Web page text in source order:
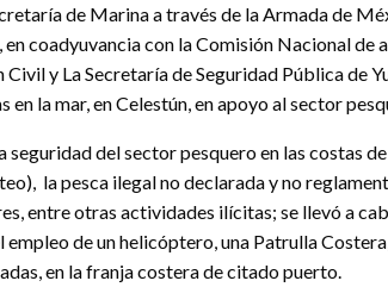
de Marina a través de la Armada de
coadyuvancia con la Comisión Nacional de
y La Secretaría de Seguridad Pública de
la mar, en Celestún, en apoyo al sector
seguridad del sector pesquero en las costas
la pesca ilegal no declarada y no
entre otras actividades ilícitas; se llevó a
empleo de un helicóptero, una Patrulla
en la franja costera de citado puerto.